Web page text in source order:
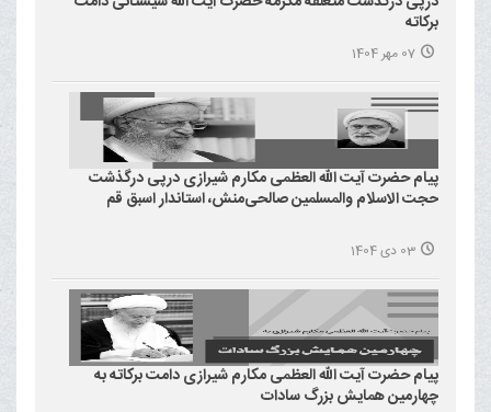
برکاته
07 مهر 1404
پیام حضرت آیت الله العظمی مکارم شیرازی درپی درگذشت
حجت الاسلام والمسلمین صالحی‌منش، استاندار اسبق قم
03 دی 1404
پیام حضرت آیت الله العظمی مکارم شیرازی دامت برکاته به
چهارمین همایش بزرگ سادات